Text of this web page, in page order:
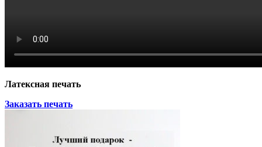
Латексная печать
Заказать печать